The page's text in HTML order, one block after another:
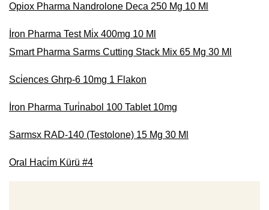
Opiox Pharma Nandrolone Deca 250 Mg 10 Ml
İron Pharma Test Mi̇x 400mg 10 Ml
Smart Pharma Sarms Cutting Stack Mix 65 Mg 30 Ml
Sci̇ences Ghrp-6 10mg 1 Flakon
İron Pharma Turi̇nabol 100 Tablet 10mg
Sarmsx RAD-140 (Testolone) 15 Mg 30 Ml
Oral Haci̇m Kürü #4